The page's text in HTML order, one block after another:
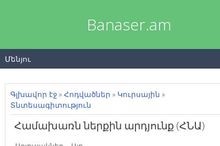
Banaser.am
Մենյու
Գլխավոր էջ » Հոդվածներ » Կուրսային »
Տնտեսագիտություն
Համախառն ներքին արդյունք (ՀՆԱ)